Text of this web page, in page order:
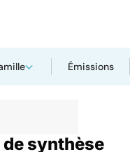
Émissions
synthèse